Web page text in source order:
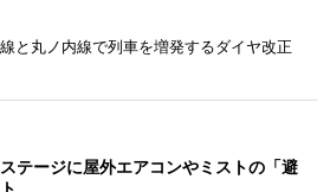
と丸ノ内線で列車を増発するダイヤ改正
テージに屋外エアコンやミストの「避